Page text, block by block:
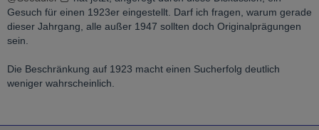
Gesuch für einen 1923er eingestellt. Darf ich fragen, warum gerade
dieser Jahrgang, alle außer 1947 sollten doch Originalprägungen
sein.
Die Beschränkung auf 1923 macht einen Sucherfolg deutlich
weniger wahrscheinlich.